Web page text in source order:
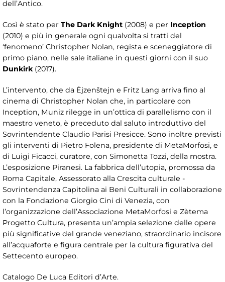
dell’Antico.
Così è stato per The Dark Knight (2008) e per Inception
(2010) e più in generale ogni qualvolta si tratti del
‘fenomeno’ Christopher Nolan, regista e sceneggiatore di
primo piano, nelle sale italiane in questi giorni con il suo
Dunkirk(2017).
L’intervento, che da Ėjzenštejn e Fritz Lang arriva fino al
cinema di Christopher Nolan che, in particolare con
Inception, Muniz rilegge in un’ottica di parallelismo con il
maestro veneto, è preceduto dal saluto introduttivo del
Sovrintendente Claudio Parisi Presicce. Sono inoltre previsti
gli interventi di Pietro Folena, presidente di MetaMorfosi, e
di Luigi Ficacci, curatore, con Simonetta Tozzi, della mostra.
L’esposizione Piranesi. La fabbrica dell’utopia, promossa da
Roma Capitale, Assessorato alla Crescita culturale -
Sovrintendenza Capitolina ai Beni Culturali in collaborazione
con la Fondazione Giorgio Cini di Venezia, con
l’organizzazione dell’Associazione MetaMorfosi e Zètema
Progetto Cultura, presenta un’ampia selezione delle opere
più significative del grande veneziano, straordinario incisore
all’acquaforte e figura centrale per la cultura figurativa del
Settecento europeo.
Catalogo De Luca Editori d’Arte.